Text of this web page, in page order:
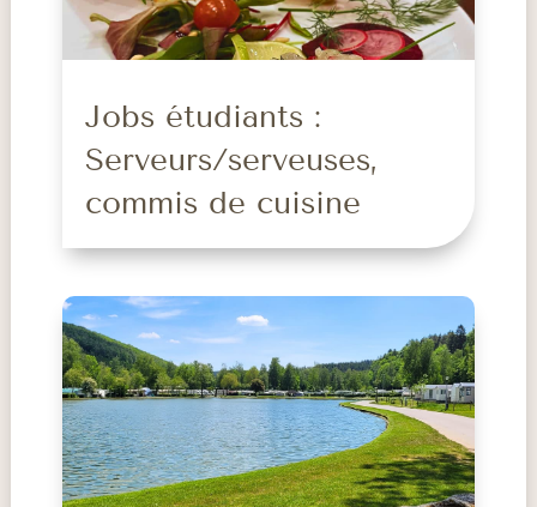
Jobs étudiants :
Serveurs/serveuses,
commis de cuisine